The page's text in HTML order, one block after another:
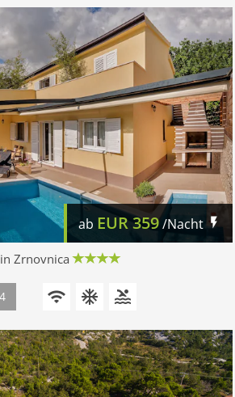
ab EUR359/Nacht
Zrnovnica
4